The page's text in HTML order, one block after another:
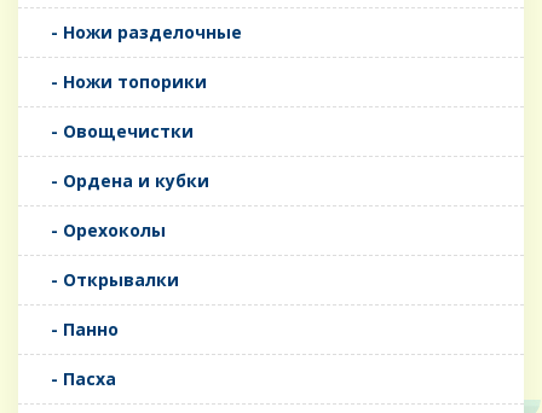
- Ножи разделочные
- Ножи топорики
- Овощечистки
- Ордена и кубки
- Орехоколы
- Открывалки
- Панно
- Пасха